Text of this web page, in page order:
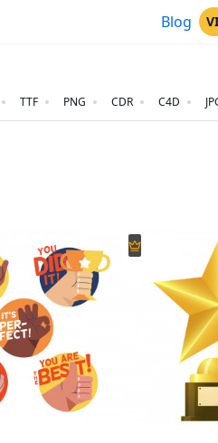
Blog
TTF PNG CDR C4D